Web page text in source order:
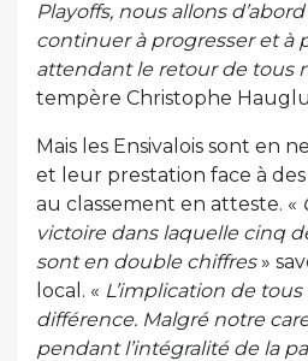
Playoffs, nous allons
continuer à progresser et à
attendant le retour de tous
tempère Christophe
Mais les Ensivalois sont en
et leur prestation face à
au classement en atteste. «
victoire dans laquelle cinq
sont en double chiffres»
local. « L’implication de
différence. Malgré notre
pendant l’intégralité de la